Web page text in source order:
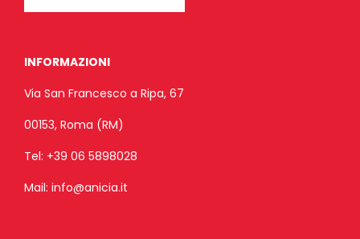
INFORMAZIONI
Via San Francesco a Ripa, 67
00153, Roma (RM)
Tel: +39 06 5898028
Mail: info@anicia.it